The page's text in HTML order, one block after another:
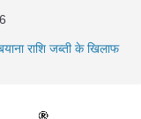
राशि जब्ती के खिलाफ